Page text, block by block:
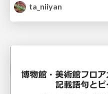
ta_niiyan